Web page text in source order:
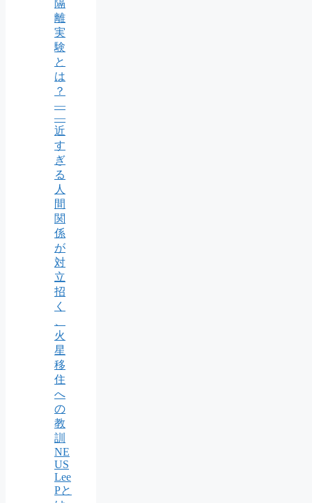
隔
離
実
験
と
は
？
—
—
近
す
ぎ
る
人
間
関
係
が
対
立
招
く
火
星
移
住
へ
の
教
訓
NE
US
Lee
Pと